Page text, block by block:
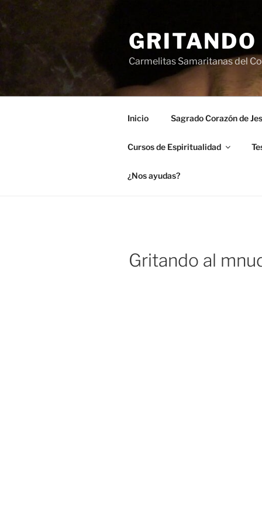
contenido
Carmelitas Samaritanas del
Inicio Sagrado Corazón de
Cursos de Espiritualidad
¿Nos ayudas?
Gritando al